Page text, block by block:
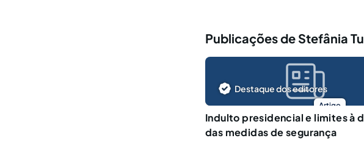
Publicações de Stefânia
Artigo
Destaque dos editores
Indulto presidencial e limites à
das medidas de segurança